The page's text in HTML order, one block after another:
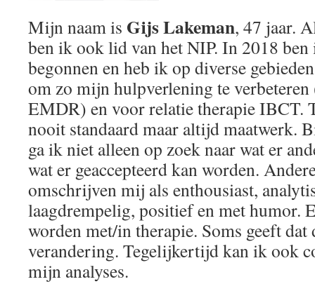
Mijn naam is Gijs Lakeman, 47 jaar.
ben ik ook lid van het NIP. In 2018
begonnen en heb ik op diverse
om zo mijn hulpverlening te
EMDR) en voor relatie therapie IBCT.
nooit standaard maar altijd maatwerk.
ga ik niet alleen op zoek naar wat er
wat er geaccepteerd kan worden.
omschrijven mij als enthousiast,
laagdrempelig, positief en met humor.
worden met/in therapie. Soms geeft
verandering. Tegelijkertijd kan ik ook
mijn analyses.